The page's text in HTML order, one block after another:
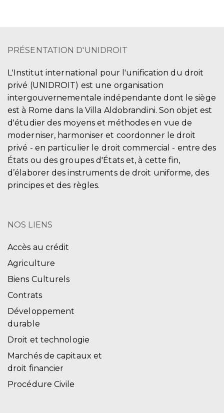
PRÉSENTATION D'UNIDROIT
L'Institut international pour l'unification du droit
privé (UNIDROIT) est une organisation
intergouvernementale indépendante dont le siège
est à Rome dans la Villa Aldobrandini. Son objet est
d'étudier des moyens et méthodes en vue de
moderniser, harmoniser et coordonner le droit
privé - en particulier le droit commercial - entre des
États ou des groupes d'États et, à cette fin,
d’élaborer des instruments de droit uniforme, des
principes et des règles.
NOS LIENS
Accès au crédit
Agriculture
Biens Culturels
Contrats
Développement
durable
Droit et technologie
Marchés de capitaux et
droit financier
Procédure Civile